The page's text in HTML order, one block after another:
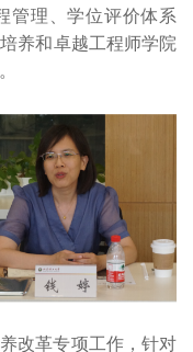
管理、学位评价体系
养和卓越工程师学院
改革专项工作，针对